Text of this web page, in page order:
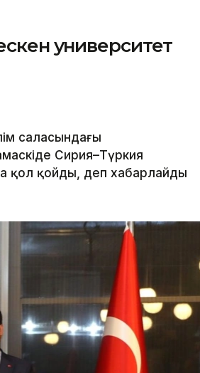
университет
саласындағы
Сирия–Түркия
қол қойды, деп хабарлайды